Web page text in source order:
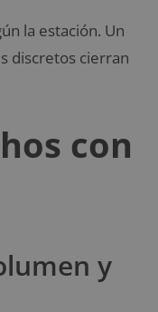
la estación. Un
discretos cierran
con
y